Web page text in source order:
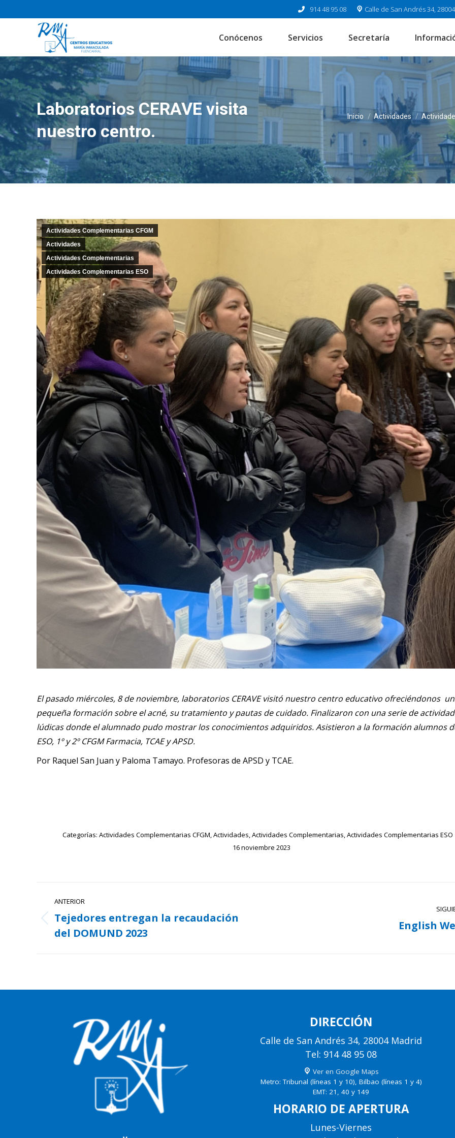
914 48 95 08 Calle de San Andrés 34,
Conócenos Servicios Secretaría
Laboratorios CERAVE visita
nuestro centro.
Estás aquí: Inicio Actividades
Actividades Complementarias CFGM
Actividades
Actividades Complementarias
Actividades Complementarias ESO
El pasado miércoles, 8 de noviembre, laboratorios CERAVE visitó nuestro centro educativo ofreciéndonos
pequeña formación sobre el acné, su tratamiento y pautas de cuidado. Finalizaron con una serie de
lúdicas donde el alumnado pudo mostrar los conocimientos adquiridos. Asistieron a la formación alumnos
ESO, 1º y 2º CFGM Farmacia, TCAE y APSD.
Por Raquel San Juan y Paloma Tamayo. Profesoras de APSD y TCAE.
Categorías: Actividades Complementarias CFGM,Actividades,Actividades Complementarias,Actividades Complementarias ESO
16 noviembre 2023
entre
publicaciones
ANTERIOR
Publicación
anterior:
Tejedores entregan la recaudación
del DOMUND 2023
English
DIRECCIÓN
Calle de San Andrés 34, 28004 Madrid
Tel: 914 48 95 08
Ver en Google Maps
Metro: Tribunal (líneas 1 y 10), Bilbao (líneas 1 y 4)
EMT: 21, 40 y 149
HORARIO DE APERTURA
Lunes-Viernes